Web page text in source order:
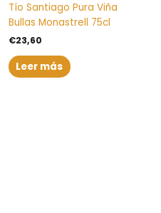
Tío Santiago Pura Viña
Bullas Monastrell 75cl
€23,60
Leer más